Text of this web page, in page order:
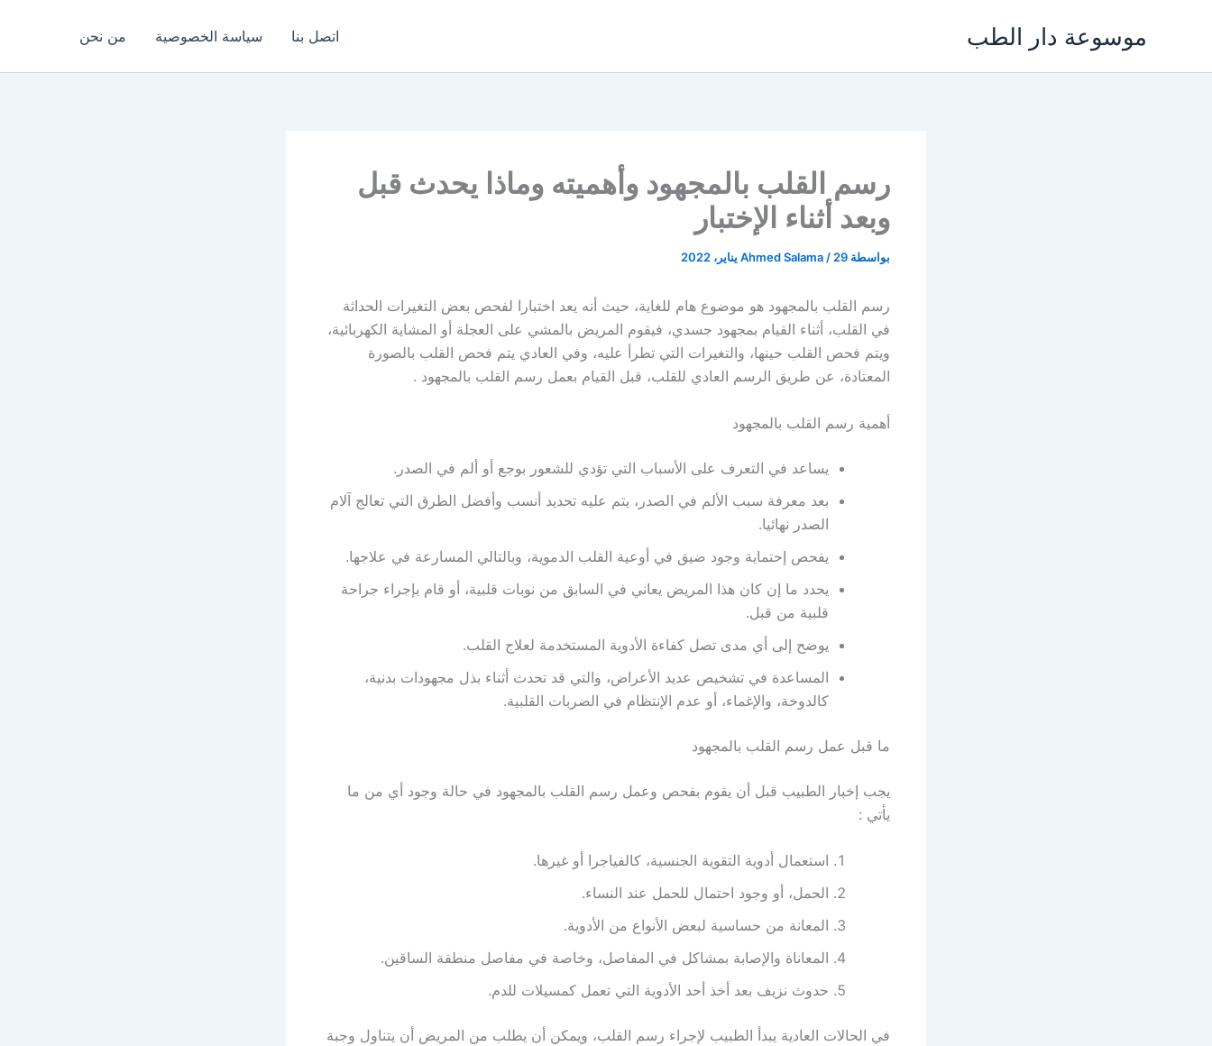
موسوعة دار الطب اتصل بنا سياسة الخصوصية من نحن
رسم القلب بالمجهود وأهميته وماذا يحدث قبل
وبعد أثناء الإختبار
بواسطة Ahmed Salama / 29 يناير، 2022
رسم القلب بالمجهود هو موضوع هام للغاية، حيث أنه يعد اختبارا لفحص بعض التغيرات الحداثة
في القلب، أثناء القيام بمجهود جسدي، فيقوم المريض بالمشي على العجلة أو المشاية الكهربائية،
ويتم فحص القلب حينها، والتغيرات التي تطرأ عليه، وفي العادي يتم فحص القلب بالصورة
المعتادة، عن طريق الرسم العادي للقلب، قبل القيام بعمل رسم القلب بالمجهود .
أهمية رسم القلب بالمجهود
يساعد في التعرف على الأسباب التي تؤدي للشعور بوجع أو ألم في الصدر.
بعد معرفة سبب الألم في الصدر، يتم عليه تحديد أنسب وأفضل الطرق التي تعالج آلام
الصدر نهائيا.
يفحص إحتماية وجود ضيق في أوعية القلب الدموية، وبالتالي المسارعة في علاجها.
يحدد ما إن كان هذا المريض يعاني في السابق من نوبات قلبية، أو قام بإجراء جراحة
قلبية من قبل.
يوضح إلى أي مدى تصل كفاءة الأدوية المستخدمة لعلاج القلب.
المساعدة في تشخيص عديد الأعراض، والتي قد تحدث أثناء بذل مجهودات بدنية،
كالدوخة، والإغماء، أو عدم الإنتظام في الضربات القلبية.
ما قبل عمل رسم القلب بالمجهود
يجب إخبار الطبيب قبل أن يقوم بفحص وعمل رسم القلب بالمجهود في حالة وجود أي من ما
يأتي :
استعمال أدوية التقوية الجنسية، كالفياجرا أو غيرها.
الحمل، أو وجود احتمال للحمل عند النساء.
المعانة من حساسية لبعض الأنواع من الأدوية.
المعاناة والإصابة بمشاكل في المفاصل، وخاصة في مفاصل منطقة الساقين.
حدوث نزيف بعد أخذ أحد الأدوية التي تعمل كمسيلات للدم.
في الحالات العادية يبدأ الطبيب لإجراء رسم القلب، ويمكن أن يطلب من المريض أن يتناول وجبة